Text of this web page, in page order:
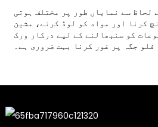
لحاظ سے نمایاں طور پر مختلف ہوتی
کرنا اور مواد کو لوڈ کرنے، مشین
کو سنبھالنے کے لیے درکار ورک
فلو جگہ پر غور کرنا بہت ضروری ہے۔